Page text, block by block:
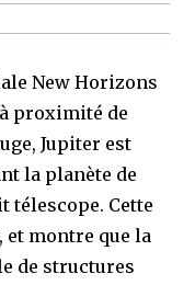
New Horizons
proximité de
Jupiter est
la planète de
télescope. Cette
et montre que la
de structures